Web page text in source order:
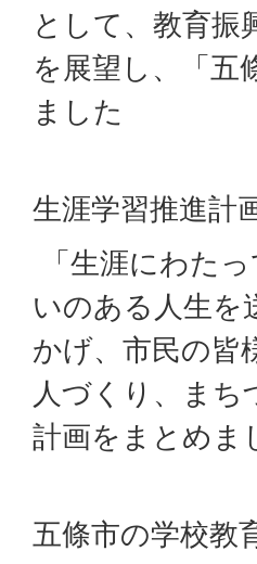
として、教育振
を展望し、「五
ました
生涯学習推進計
「生涯にわた
いのある人生を
かげ、市民の皆
人づくり、ま
計画をまとめま
五條市の学校教